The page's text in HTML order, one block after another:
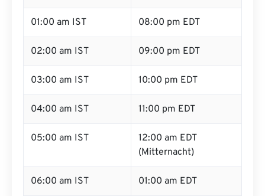
01:00 am IST 08:00 pm EDT
02:00 am IST 09:00 pm EDT
03:00 am IST 10:00 pm EDT
04:00 am IST 11:00 pm EDT
05:00 am IST
12:00 am EDT
(Mitternacht)
06:00 am IST 01:00 am EDT